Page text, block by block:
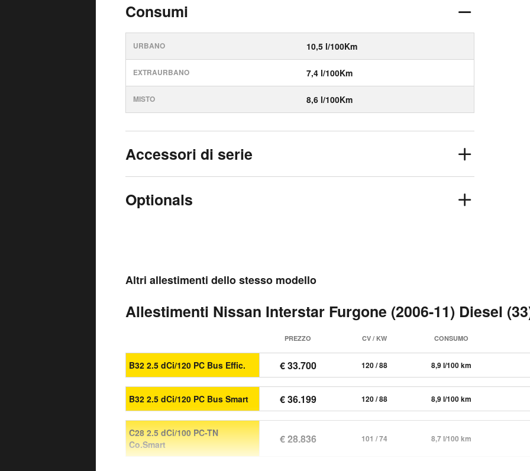
Consumi
URBANO 10,5 l/100Km
EXTRAURBANO 7,4 l/100Km
MISTO 8,6 l/100Km
Accessori di serie
Optionals
Altri allestimenti dello stesso modello
Allestimenti Nissan Interstar Furgone (2006-11) Diesel
PREZZO CV / KW CONSUMO
B32 2.5 dCi/120 PC Bus Effic. € 33.700 120 / 88 8,9 l/100 km
B32 2.5 dCi/120 PC Bus Smart € 36.199 120 / 88 8,9 l/100 km
C28 2.5 dCi/100 PC-TN
Co.Smart
€ 28.836 101 / 74 8,7 l/100 km